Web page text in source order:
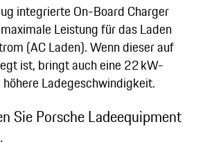
integrierte On-Board Charger
Leistung für das Laden
(AC Laden). Wenn dieser auf
ist, bringt auch eine 22 kW-
Ladegeschwindigkeit.
Sie Porsche Ladeequipment